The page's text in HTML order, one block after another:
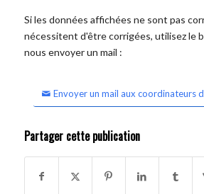
Si les données affichées ne sont pas
nécessitent d'être corrigées, utilisez le
nous envoyer un mail :
Envoyer un mail aux coordinateurs
Partager cette publication